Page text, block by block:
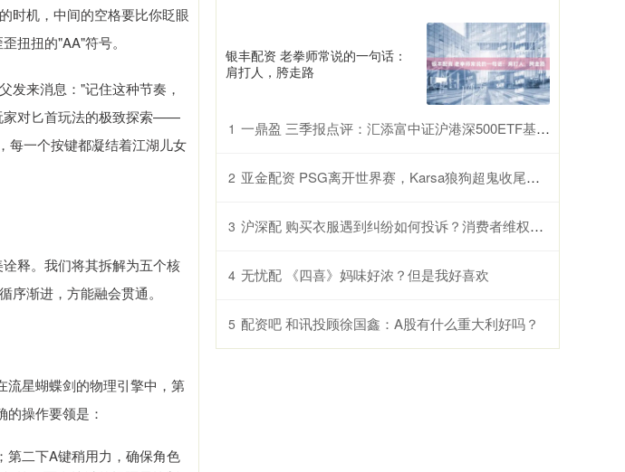
时机，中间的空格要比你眨眼
扭扭的"AA"符号。
发来消息："记住这种节奏，
家对匕首玩法的极致探索——
每一个按键都凝结着江湖儿女
释。我们将其拆解为五个核
渐进，方能融会贯通。
流星蝴蝶剑的物理引擎中，第
操作要领是：
第二下A键稍用力，确保角色
银丰配资 老拳师常说的一句话：
肩打人，胯走路
1 一鼎盈 三季报点评：汇添富中证沪港深500ETF基金季度涨幅17.99%
2 亚金配资 PSG离开世界赛，Karsa狼狗超鬼收尾，表情要哭了
3 沪深配 购买衣服遇到纠纷如何投诉？消费者维权指南
4 无忧配 《四喜》妈味好浓？但是我好喜欢
5 配资吧 和讯投顾徐国鑫：A股有什么重大利好吗？